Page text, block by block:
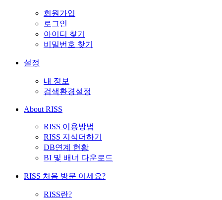
회원가입
로그인
아이디 찾기
비밀번호 찾기
설정
내 정보
검색환경설정
About RISS
RISS 이용방법
RISS 지식더하기
DB연계 현황
BI 및 배너 다운로드
RISS 처음 방문 이세요?
RISS란?